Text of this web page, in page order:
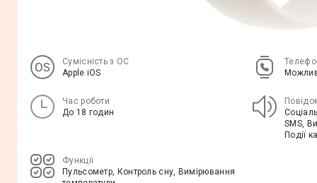
Сумісність з ОС
Apple iOS
Час роботи
До 18 годин
SMS,
Події
Функції
Пульсометр, Контроль сну, Вимірювання